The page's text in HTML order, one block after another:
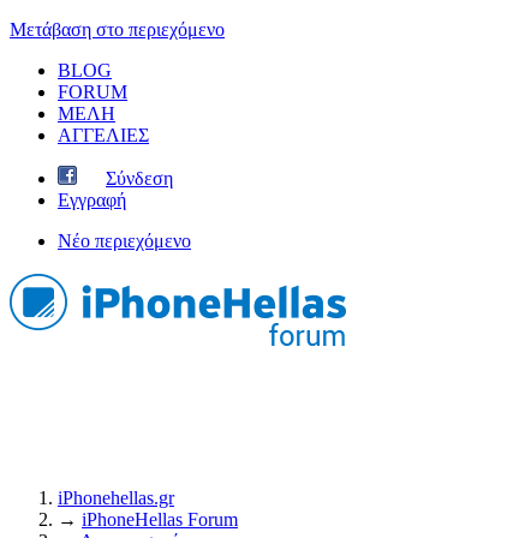
Μετάβαση στο περιεχόμενο
BLOG
FORUM
ΜΕΛΗ
ΑΓΓΕΛΙΕΣ
Σύνδεση
Εγγραφή
Νέο περιεχόμενο
iPhonehellas.gr
→ iPhoneHellas Forum